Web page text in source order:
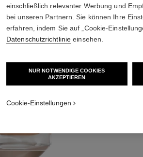
Textur
einschließlich relevanter Werbung und
bei unseren Partnern. Sie können Ihre
erfahren, indem Sie auf „Cookie-
Datenschutzrichtlinie einsehen.
NUR NOTWENDIGE COOKIES
AKZEPTIEREN
Cookie-Einstellungen